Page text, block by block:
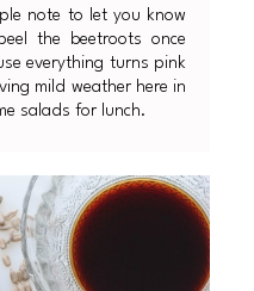
note to let you know
the beetroots once
everything turns pink
mild weather here in
salads for lunch.